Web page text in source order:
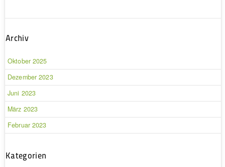
Archiv
Oktober 2025
Dezember 2023
Juni 2023
März 2023
Februar 2023
Kategorien